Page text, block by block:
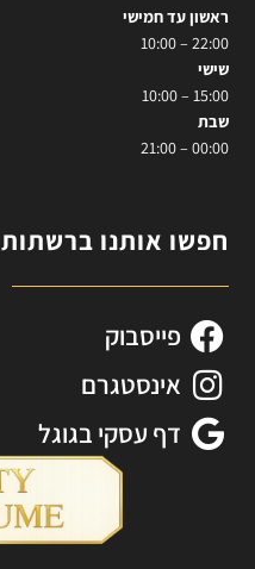
ראשון עד חמישי
22:00 – 10:00
שישי
15:00 – 10:00
שבת
00:00 – 21:00
חפשו אותנו ברשתות
פייסבוק
אינסטגרם
דף עסקי בגוגל